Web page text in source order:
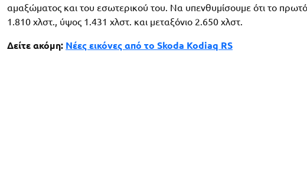
αμαξώματος και του εσωτερικού του. Να υπενθυμίσουμε ότι το
1.810 χλστ., ύψος 1.431 χλστ. και μεταξόνιο 2.650 χλστ.
Δείτε ακόμη: Νέες εικόνες από το Skoda Kodiaq RS